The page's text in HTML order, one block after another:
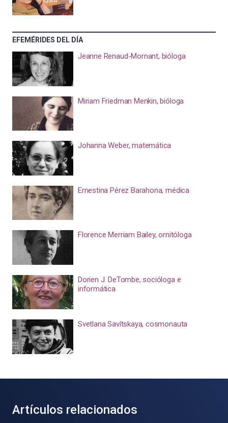
EFEMÉRIDES DEL DÍA
Jeanne Renaud-Mornant, bióloga
Miriam Friedman Menkin, bióloga
Johanna Weber, matemática
Ernestina Pérez Barahona, médica
Florence Merriam Bailey, ornitóloga
Dorien J. DeTombe, socióloga e
informática
Svetlana Savítskaya, cosmonauta
Artículos relacionados